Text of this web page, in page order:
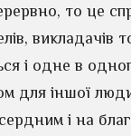
то це
і одне в
для іншої
і на